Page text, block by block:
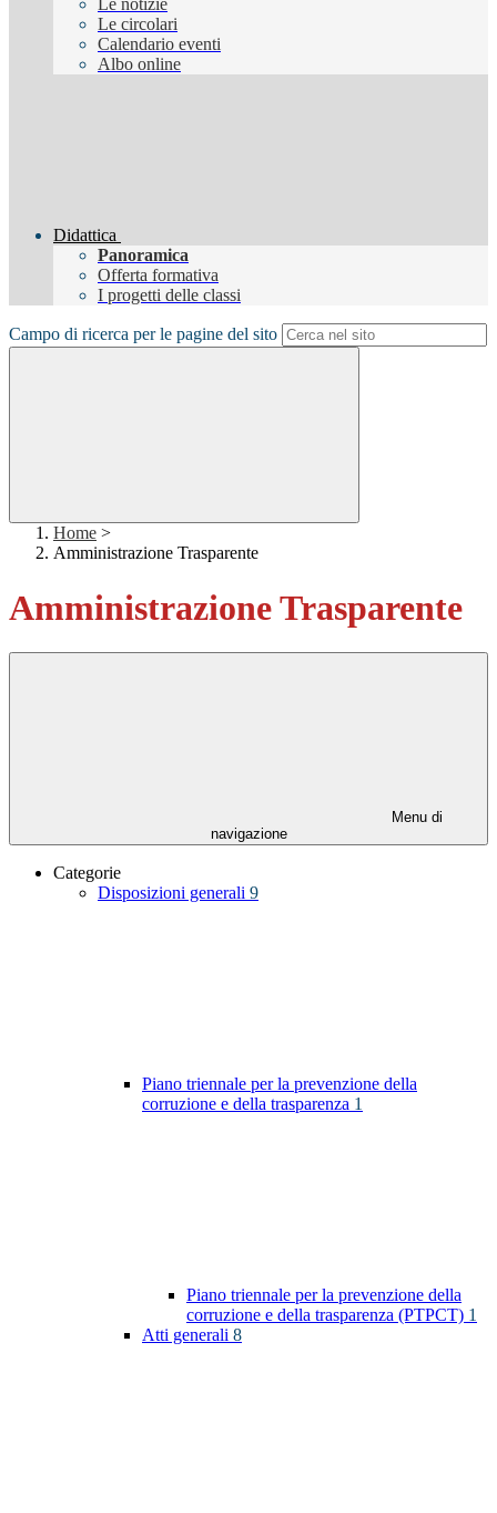
Le notizie
Le circolari
Calendario eventi
Albo online
Didattica
Panoramica
Offerta formativa
I progetti delle classi
Campo di ricerca per le pagine del sito
Home >
Amministrazione Trasparente
Amministrazione Trasparente
Menu di
navigazione
Categorie
Disposizioni generali 9
Piano triennale per la prevenzione della
corruzione e della trasparenza 1
Piano triennale per la prevenzione della
corruzione e della trasparenza (PTPCT) 1
Atti generali 8